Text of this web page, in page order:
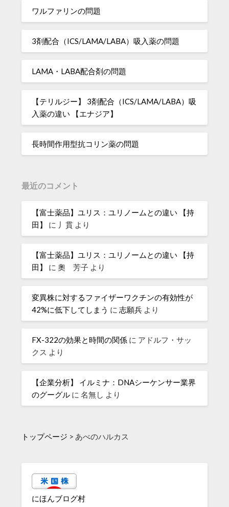
ワルファリンの問題
3剤配合（ICS/LAMA/LABA）吸入薬の問題
LAMA・LABA配合剤の問題
【テリルジー】 3剤配合（ICS/LAMA/LABA）吸
入薬の違い 【エナジア】
長時間作用型抗コリン薬の問題
最近のコメント
【富士薬品】ユリス：ユリノームとの違い 【持
田】
に 丿貫 より
【富士薬品】ユリス：ユリノームとの違い 【持
田】
に奧 芳子 より
変異株に対するファイザーワクチンの有効性が
42%に低下してしまう に志願兵 より
FX-322の効果と時間の関係 に アドルフ・サッ
クス より
【企業分析】 イルミナ：DNAシーケンサー業界
のグーグル に名無し より
トップページ > あべのハルカス
にほんブログ村